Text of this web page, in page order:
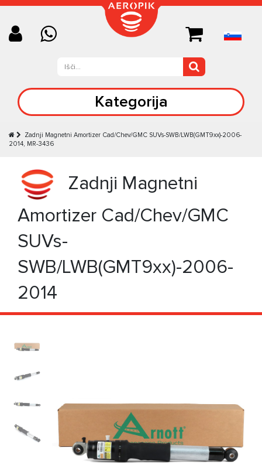
Kategorija
Zadnji Magnetni Amortizer Cad/Chev/GMC SUVs-SWB/LWB(GMT9xx)-2006-
2014, MR-3436
Zadnji Magnetni
Amortizer Cad/Chev/GMC
SUVs-
SWB/LWB(GMT9xx)-2006-
2014